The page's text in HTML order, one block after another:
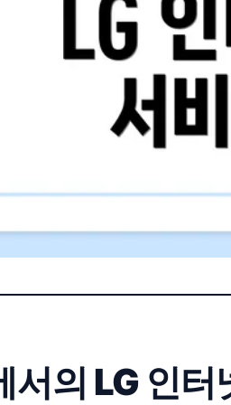
서의 LG 인터